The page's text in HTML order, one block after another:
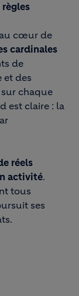
cœur de
cardinales
de
et des
chaque
est claire : la
réels
activité.
tous
ses